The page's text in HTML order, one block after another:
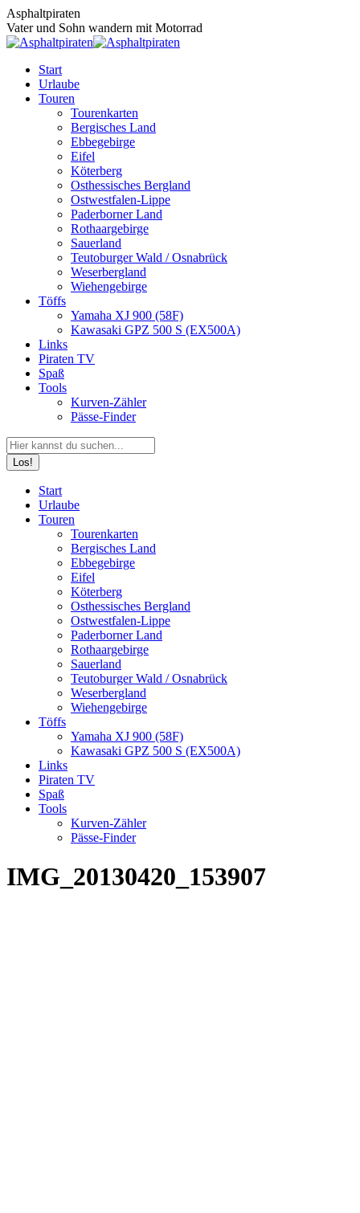
Zum
Inhalt
springen
Asphaltpiraten
Vater und Sohn wandern mit Motorrad
Start
Urlaube
Touren
Tourenkarten
Bergisches Land
Ebbegebirge
Eifel
Köterberg
Osthessisches Bergland
Ostwestfalen-Lippe
Paderborner Land
Rothaargebirge
Sauerland
Teutoburger Wald / Osnabrück
Weserbergland
Wiehengebirge
Töffs
Yamaha XJ 900 (58F)
Kawasaki GPZ 500 S (EX500A)
Links
Piraten TV
Spaß
Tools
Kurven-Zähler
Pässe-Finder
Search:
page
opens
page
opens
page
opens
Start
Urlaube
Touren
Tourenkarten
Bergisches Land
Ebbegebirge
Eifel
Köterberg
Osthessisches Bergland
Ostwestfalen-Lippe
Paderborner Land
Rothaargebirge
Sauerland
Teutoburger Wald / Osnabrück
Weserbergland
Wiehengebirge
Töffs
Yamaha XJ 900 (58F)
Kawasaki GPZ 500 S (EX500A)
Links
Piraten TV
Spaß
Tools
Kurven-Zähler
Pässe-Finder
IMG_20130420_153907